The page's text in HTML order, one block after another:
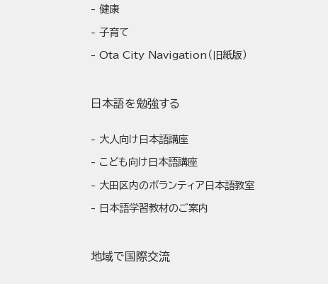
健康
子育て
Ota City Navigation（旧紙版）
日本語を勉強する
大人向け日本語講座
こども向け日本語講座
大田区内のボランティア日本語教室
日本語学習教材のご案内
地域で国際交流